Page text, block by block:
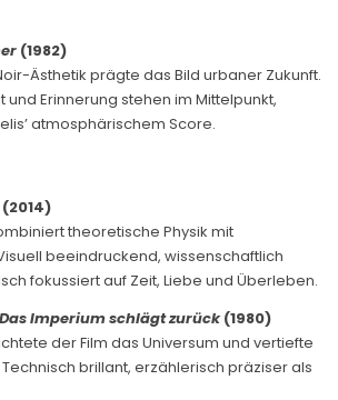
(1982)
Ästhetik prägte das Bild urbaner Zukunft.
und Erinnerung stehen im Mittelpunkt,
atmosphärischem Score.
(2014)
theoretische Physik mit
beeindruckend, wissenschaftlich
fokussiert auf Zeit, Liebe und Überleben.
Imperium schlägt zurück(1980)
der Film das Universum und vertiefte
brillant, erzählerisch präziser als